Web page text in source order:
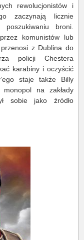
rewolucjonistów i
zaczynają licznie
broni.
komunistów lub
z Dublina do
policji Chestera
karabiny i oczyścić
staje także Billy
na zakłady
sobie jako źródło